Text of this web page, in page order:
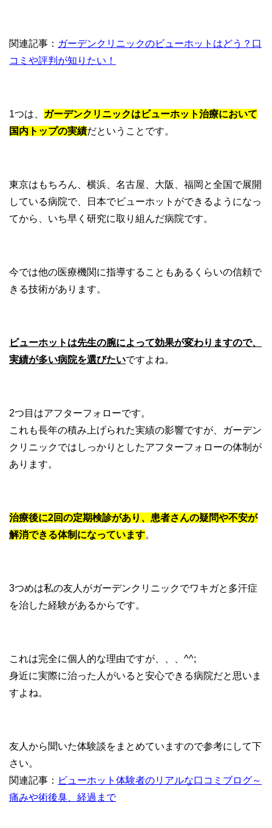
関連記事： ガーデンクリニックのビューホットはどう？口
コミや評判が知りたい！
1つは、
ガーデンクリニックはビューホット治療において
国内トップの実績だということです。
東京はもちろん、横浜、名古屋、大阪、福岡と全国で展開
している病院で、日本でビューホットができるようになっ
てから、いち早く研究に取り組んだ病院です。
今では他の医療機関に指導することもあるくらいの信頼で
きる技術があります。
ビューホットは先生の腕によって効果が変わりますので、
実績が多い病院を選びたいですよね。
2つ目はアフターフォローです。
これも長年の積み上げられた実績の影響ですが、ガーデン
クリニックではしっかりとしたアフターフォローの体制が
あります。
治療後に2回の定期検診があり、患者さんの疑問や不安が
解消できる体制になっています。
3つめは私の友人がガーデンクリニックでワキガと多汗症
を治した経験があるからです。
これは完全に個人的な理由ですが、、、^^;
身近に実際に治った人がいると安心できる病院だと思いま
すよね。
友人から聞いた体験談をまとめていますので参考にして下
さい。
関連記事： ビューホット体験者のリアルな口コミブログ～
痛みや術後臭、経過まで